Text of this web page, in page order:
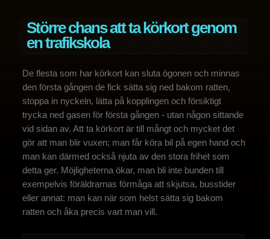
Större chans att ta körkort genom
en trafikskola
De flesta som har körkort kan sluta ögonen och minnas
den första gången de fick sätta sig ned bakom ratten,
stoppa in nyckeln, lätta på kopplingen och försiktigt
trycka ned gasen för första gången - utan någon sittande
vid sidan av. Att ta körkort är till mångt och mycket det
gör att man blir vuxen; man får köra bil på egen hand och
man kan därmed också njuta av den stora frihet som
detta ger. Möjligheterna ökar, man bli inte bunden till
exempelvis föräldrarnas förmåga att skjutsa, busstider
eller annat: man kan när som helst sätta sig bakom
ratten och åka precis vart man vill.